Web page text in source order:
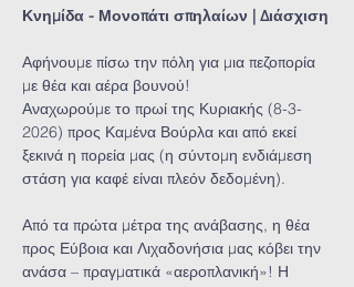
Κνημίδα - Μονοπάτι σπηλαίων | Διάσχιση
Αφήνουμε πίσω την πόλη για μια πεζοπορία
με θέα και αέρα βουνού!
Αναχωρούμε το πρωί της Κυριακής (8-3-
2026) προς Καμένα Βούρλα και από εκεί
ξεκινά η πορεία μας (η σύντομη ενδιάμεση
στάση για καφέ είναι πλεόν δεδομένη).
Από τα πρώτα μέτρα της ανάβασης, η θέα
προς Εύβοια και Λιχαδονήσια μας κόβει την
ανάσα – πραγματικά «αεροπλανική»! Η